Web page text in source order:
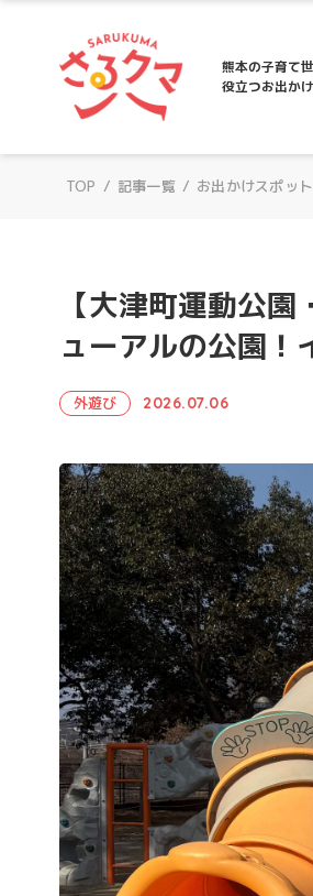
さるクマ-さるこ
熊本の子育て
役立つお出か
TOP / 記事一覧 / お出かけスポット
【大津町運動公
ューアルの公園！
外遊び 2026.07.06